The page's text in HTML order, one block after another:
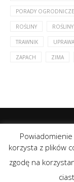
PORADY OGRODNICZE
ROŚLINY
TRAWNIK
ZAPACH ZIMA
@2020 - All
korzysta z plików
zgodę na